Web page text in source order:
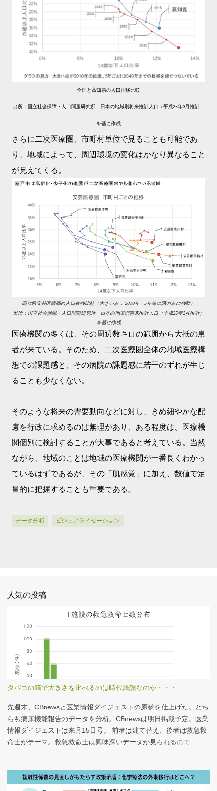
全国と高知県の人口推移比較
出所：国立社会保障・人口問題研究所 日本の地域別将来推計人口（平成25年3月推計）
を基に作成
さらに二次医療圏、市町村単位で見ることも可能であ
り、地域によって、周辺環境の変化はかなり異なること
が見えてくる。
高知県安芸医療圏の人口推移比較（大きい点： 2010年 5年毎に隣の点に移動）
出所：国立社会保障・人口問題研究所 日本の地域別将来推計人口（平成25年3月推計）
を基に作成
医療機関の多くは、その周辺数キロの範囲から大抵の患
者が来ている。そのため、二次医療圏全体の地域医療構
想での課題感と、その病院の課題感に若干のずれが生じ
ることも少なくない。
そのような将来の需要動向などに対し、きめ細やかな配
慮を行政に求めるのは無理があり、ある程度は、医療機
関個別に検討することが大事であると考えている。当然
ながら、地域のことは地域の医療機関が一番良くわかっ
ているはずであるが、その「肌感覚」に加え、数値で定
量的に把握することも重要である。
データ分析 ビジュアライゼーション
人気の投稿
タバコの箱で大きさを比べるのは時代錯誤なのか・・・
先週末、CBnewsと医業情報ダイジェストの原稿を仕上げた。どち
らも病床機能報告のデータを分析。CBnewsは明日掲載予定。医業
情報ダイジェストは来月15日号。 前者は建て替え、後者は救急救
命士がテーマ。救急救命士は興味深いデータが見られるので、み
は、医業情報ダイジェストの記事をお読みください！なのだが、
分析結果の一例は下のグラフ。 病床機能報告（2023年度報告）を